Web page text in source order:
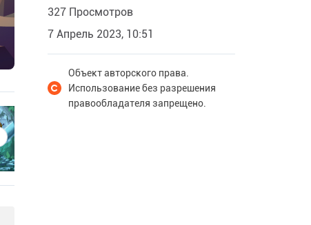
327 Просмотров
7 Апрель 2023, 10:51
Объект авторского права.
Использование без разрешения
правообладателя запрещено.